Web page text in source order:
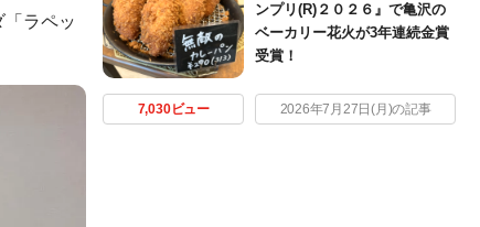
ラペッ
ンプリ(R)２０２６』で亀沢の
ベーカリー花火が3年連続金賞
受賞！
7,030ビュー 2026年7月27日(月)の記事